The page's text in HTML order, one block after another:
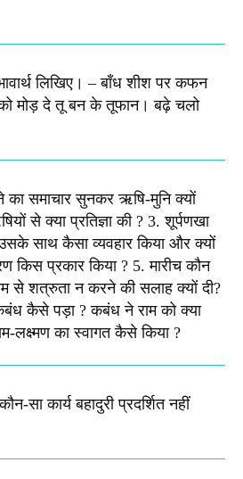
लिखिए। – बाँध शीश पर कफन
मोड़ दे तू बन के तूफान। बढ़े चलो
समाचार सुनकर ऋषि-मुनि क्यों
से क्या प्रतिज्ञा की ? 3. शूर्पणखा
साथ कैसा व्यवहार किया और क्यों
किस प्रकार किया ? 5. मारीच कौन
से शत्रुता न करने की सलाह क्यों दी?
कैसे पड़ा ? कबंध ने राम को क्या
लक्ष्मण का स्वागत कैसे किया ?
सा कार्य बहादुरी प्रदर्शित नहीं